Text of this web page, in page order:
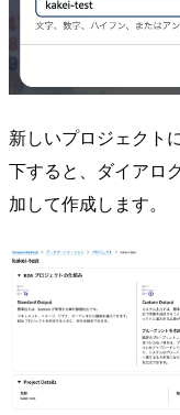
新しいプロジェクト
下すると、ダイアロ
加して作成します。